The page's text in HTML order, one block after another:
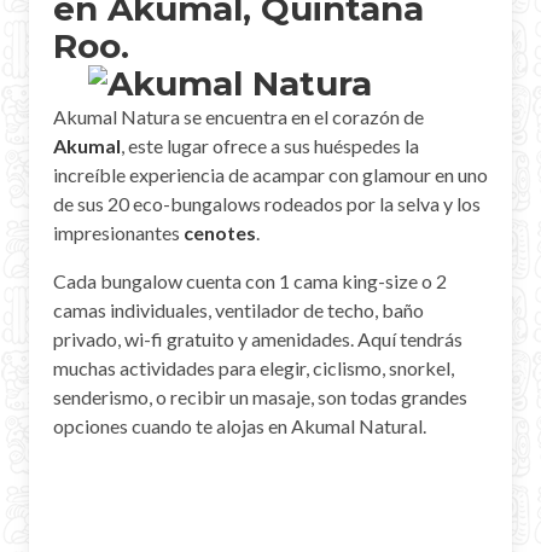
en Akumal, Quintana
Roo.
Akumal Natura se encuentra en el corazón de
Akumal, este lugar ofrece a sus huéspedes la
increíble experiencia de acampar con glamour en uno
de sus 20 eco-bungalows rodeados por la selva y los
impresionantes cenotes.
Cada bungalow cuenta con 1 cama king-size o 2
camas individuales, ventilador de techo, baño
privado, wi-fi gratuito y amenidades. Aquí tendrás
muchas actividades para elegir, ciclismo, snorkel,
senderismo, o recibir un masaje, son todas grandes
opciones cuando te alojas en Akumal Natural.